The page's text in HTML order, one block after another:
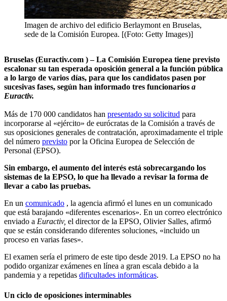
Imagen de archivo del edificio Berlaymont en Bruselas,
sede de la Comisión Europea. [(Foto: Getty Images)]
Bruselas (Euractiv.com ) – La Comisión Europea tiene previsto
escalonar su tan esperada oposición general a la función pública
a lo largo de varios días, para que los candidatos pasen por
sucesivas fases, según han informado tres funcionarios a
Euractiv.
Más de 170 000 candidatos han presentado su solicitud para
incorporarse al «ejército» de eurócratas de la Comisión a través de
sus oposiciones generales de contratación, aproximadamente el triple
del número previsto por la Oficina Europea de Selección de
Personal (EPSO).
Sin embargo, el aumento del interés está sobrecargando los
sistemas de la EPSO, lo que ha llevado a revisar la forma de
llevar a cabo las pruebas.
En un comunicado , la agencia afirmó el lunes en un comunicado
que está barajando «diferentes escenarios». En un correo electrónico
enviado a Euractiv, el director de la EPSO, Olivier Salles, afirmó
que se están considerando diferentes soluciones, «incluido un
proceso en varias fases».
El examen sería el primero de este tipo desde 2019. La EPSO no ha
podido organizar exámenes en línea a gran escala debido a la
pandemia y a repetidas dificultades informáticas.
Un ciclo de oposiciones interminables